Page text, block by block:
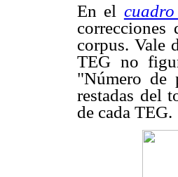
En el
corpus. Vale
TEG no
"Número de
restadas del
de cada TEG.